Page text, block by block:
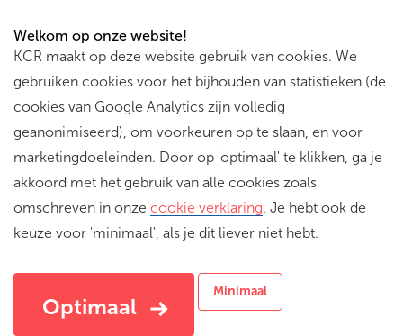
Welkom op onze website!
KCR maakt op deze website gebruik van cookies. We
gebruiken cookies voor het bijhouden van statistieken (de
cookies van Google Analytics zijn volledig
geanonimiseerd), om voorkeuren op te slaan, en voor
marketingdoeleinden. Door op 'optimaal' te klikken, ga je
akkoord met het gebruik van alle cookies zoals
omschreven in onze cookie verklaring. Je hebt ook de
keuze voor 'minimaal', als je dit liever niet hebt.
Optimaal
Minimaal